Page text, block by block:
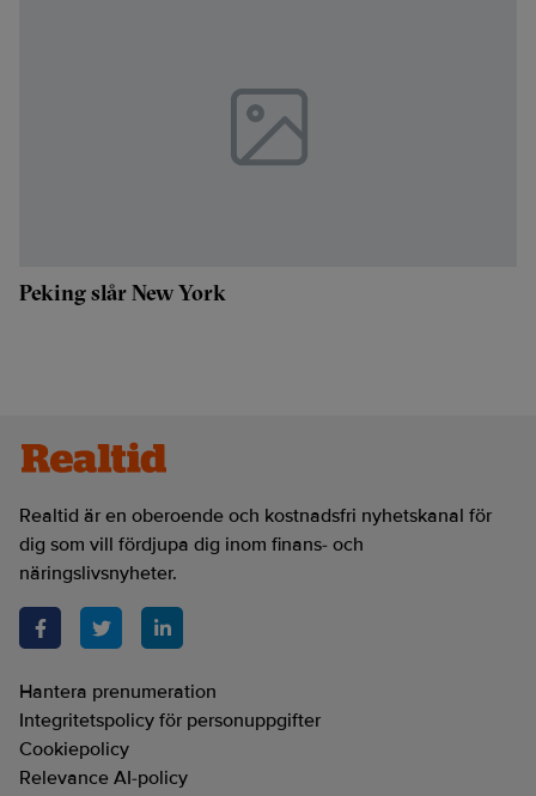
Peking slår New York
Realtid är en oberoende och kostnadsfri nyhetskanal för
dig som vill fördjupa dig inom finans- och
näringslivsnyheter.
Hantera prenumeration
Integritetspolicy för personuppgifter
Cookiepolicy
Relevance AI-policy